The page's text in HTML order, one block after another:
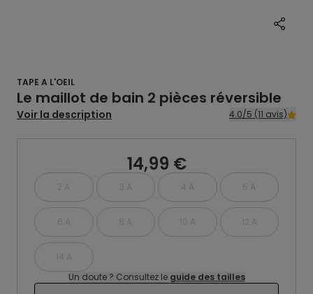
TAPE A L'OEIL
Le maillot de bain 2 pièces réversible
Voir la description 4.0/5 (11 avis)
14,99 €
2 A 3 A 4 A 5 A
6 A 8 A 10 A 12 A
14 A
Un doute ? Consultez le guide des tailles